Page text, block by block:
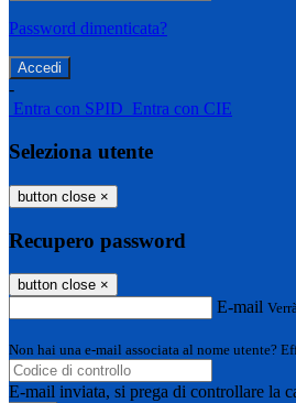
Password dimenticata?
-
Entra con SPID Entra con CIE
Seleziona utente
button close ×
Recupero password
button close ×
E-mail
Non hai una e-mail associata al nome utente?
E-mail inviata, si prega di controllare la